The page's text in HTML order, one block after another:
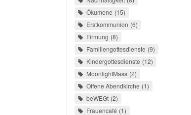
Ökumene 15
Erstkommunion 6
Firmung 8
Familiengottesdienste 9
Kindergottesdienste 12
MoonlightMass 2
Offene Abendkirche 1
beWEGt 2
Frauencafé 1